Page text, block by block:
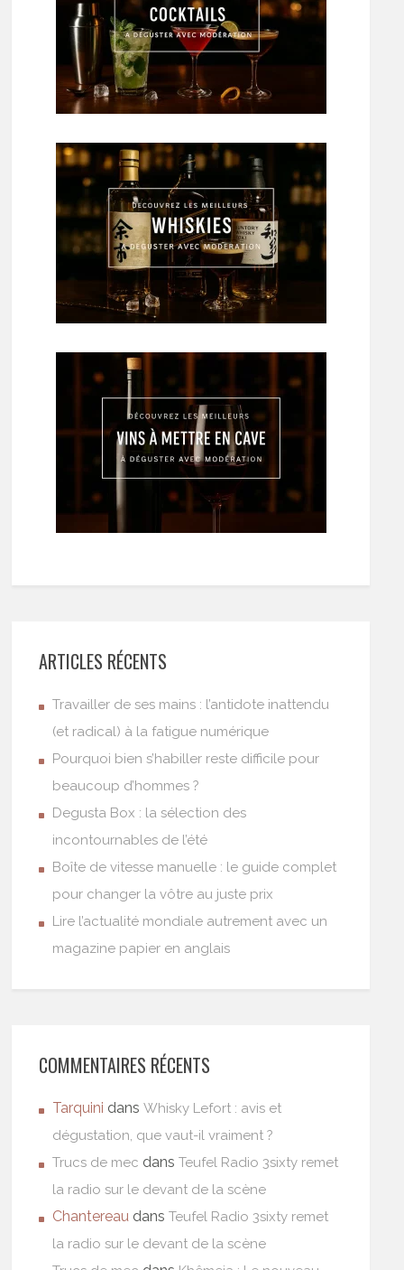
ARTICLES RÉCENTS
Travailler de ses mains : l’antidote inattendu
(et radical) à la fatigue numérique
Pourquoi bien s’habiller reste difficile pour
beaucoup d’hommes ?
Degusta Box : la sélection des
incontournables de l’été
Boîte de vitesse manuelle : le guide complet
pour changer la vôtre au juste prix
Lire l’actualité mondiale autrement avec un
magazine papier en anglais
COMMENTAIRES RÉCENTS
Tarquini dansWhisky Lefort : avis et
dégustation, que vaut-il vraiment ?
Trucs de mec dansTeufel Radio 3sixty remet
la radio sur le devant de la scène
Chantereau dansTeufel Radio 3sixty remet
la radio sur le devant de la scène